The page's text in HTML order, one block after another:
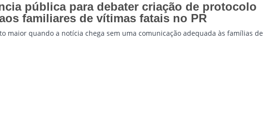
pública para debater criação de protocolo
familiares de vítimas fatais no PR
maior quando a notícia chega sem uma comunicação adequada às famílias de